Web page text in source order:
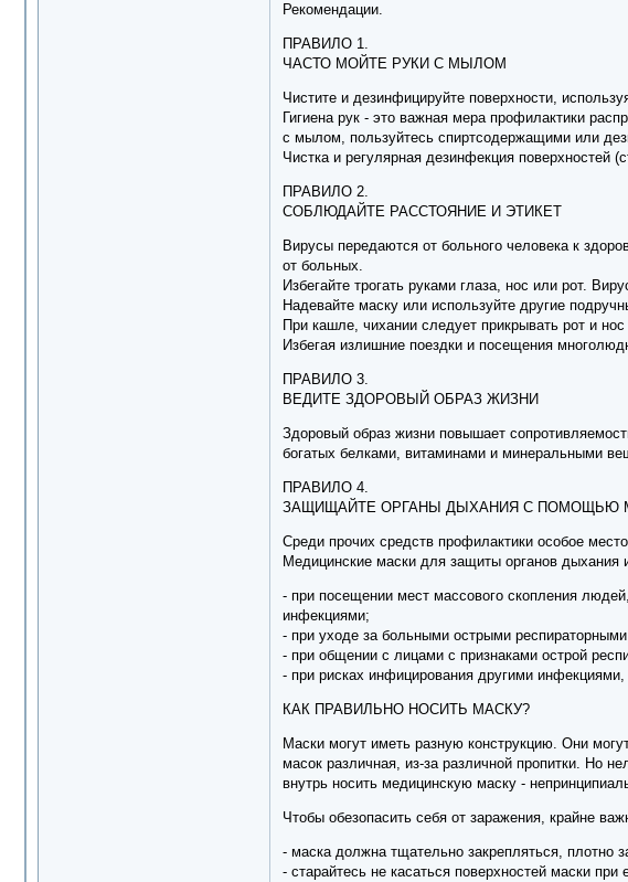
Рекомендации.
ПРАВИЛО 1.
ЧАСТО МОЙТЕ РУКИ С МЫЛОМ
Чистите и дезинфицируйте поверхности,
Гигиена рук - это важная мера профилактики
с мылом, пользуйтесь спиртсодержащими или
Чистка и регулярная дезинфекция
ПРАВИЛО 2.
СОБЛЮДАЙТЕ РАССТОЯНИЕ И ЭТИКЕТ
Вирусы передаются от больного человека к
от больных.
Избегайте трогать руками глаза, нос или рот.
Надевайте маску или используйте другие
При кашле, чихании следует прикрывать рот и
Избегая излишние поездки и посещения
ПРАВИЛО 3.
ВЕДИТЕ ЗДОРОВЫЙ ОБРАЗ ЖИЗНИ
Здоровый образ жизни повышает
богатых белками, витаминами и минеральными
ПРАВИЛО 4.
ЗАЩИЩАЙТЕ ОРГАНЫ ДЫХАНИЯ С ПОМОЩЬЮ
Среди прочих средств профилактики особое
Медицинские маски для защиты органов дыхания
- при посещении мест массового скопления
инфекциями;
- при уходе за больными острыми
- при общении с лицами с признаками острой
- при рисках инфицирования другими
КАК ПРАВИЛЬНО НОСИТЬ МАСКУ?
Маски могут иметь разную конструкцию. Они
масок различная, из-за различной пропитки. Но
внутрь носить медицинскую маску -
Чтобы обезопасить себя от заражения, крайне
- маска должна тщательно закрепляться, плотно
- старайтесь не касаться поверхностей маски